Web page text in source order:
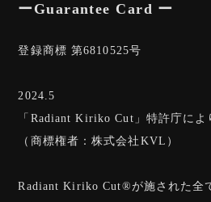
ーGuarantee Card ー
登録商標 第6810525号
2024.5
「Radiant Kiriko Cut」特許庁によ
（商標権者：株式会社KVL）
Radiant Kiriko Cut®︎が施された全